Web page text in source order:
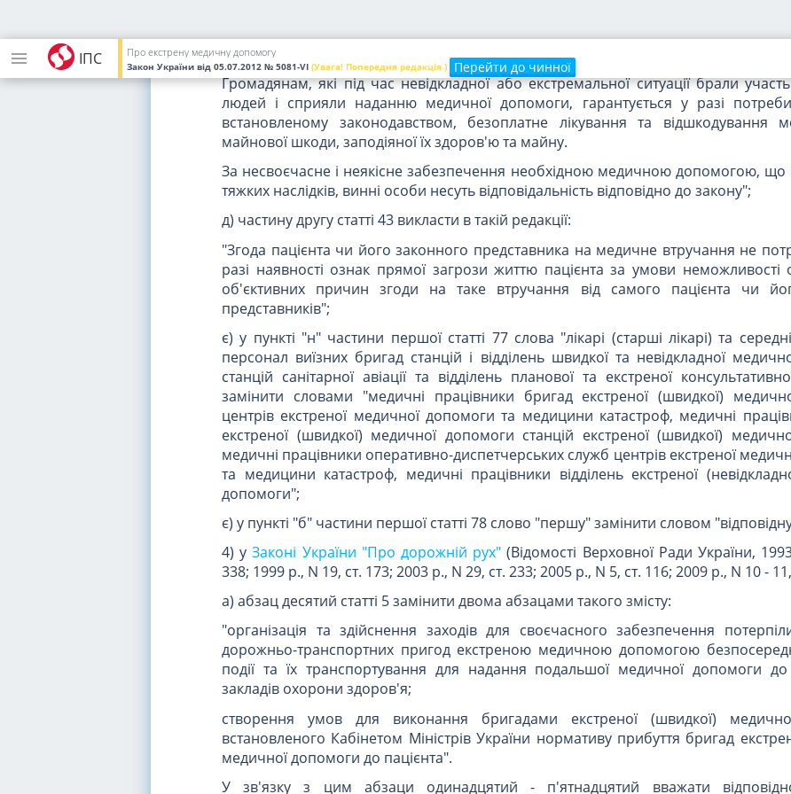
ІПС Про екстрену медичну допомогу
Закон України від 05.07.2012 № 5081-VI (Увага! Попередня редакція.) Перейти до чинної
Організація та забезпечення надання екстреної медичної допомоги
особам здійснюються відповідно до Закону України "Про екстрену медичну
Громадянам, які під час невідкладної або екстремальної ситуації брали
людей і сприяли наданню медичної допомоги, гарантується у разі
встановленому законодавством, безоплатне лікування та відшкодування
майнової шкоди, заподіяної їх здоров'ю та майну.
За несвоєчасне і неякісне забезпечення необхідною медичною допомогою, що
тяжких наслідків, винні особи несуть відповідальність відповідно до закону";
д) частину другу статті 43 викласти в такій редакції:
"Згода пацієнта чи його законного представника на медичне втручання не
разі наявності ознак прямої загрози життю пацієнта за умови неможливості
об'єктивних причин згоди на таке втручання від самого пацієнта чи
представників";
є) у пункті "н" частини першої статті 77 слова "лікарі (старші лікарі) та
персонал виїзних бригад станцій і відділень швидкої та невідкладної
станцій санітарної авіації та відділень планової та екстреної
замінити словами "медичні працівники бригад екстреної (швидкої)
центрів екстреної медичної допомоги та медицини катастроф, медичні
екстреної (швидкої) медичної допомоги станцій екстреної (швидкої)
медичні працівники оперативно-диспетчерських служб центрів екстреної
та медицини катастроф, медичні працівники відділень екстреної
допомоги";
є) у пункті "б" частини першої статті 78 слово "першу" замінити словом
4) уЗаконі України "Про дорожній рух" (Відомості Верховної Ради України,
338; 1999 р., N 19, ст. 173; 2003 р., N 29, ст. 233; 2005 р., N 5, ст. 116; 2009 р., N 10 -
а) абзац десятий статті 5 замінити двома абзацами такого змісту:
"організація та здійснення заходів для своєчасного забезпечення
дорожньо-транспортних пригод екстреною медичною допомогою
події та їх транспортування для надання подальшої медичної допомоги до
закладів охорони здоров'я;
створення умов для виконання бригадами екстреної (швидкої)
встановленого Кабінетом Міністрів України нормативу прибуття бригад
медичної допомоги до пацієнта".
У зв'язку з цим абзаци одинадцятий - п'ятнадцятий вважати